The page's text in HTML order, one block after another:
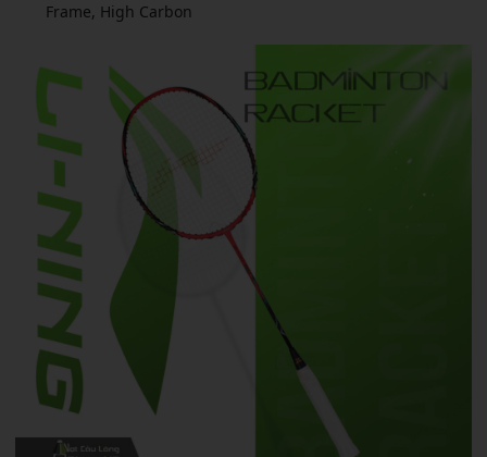
Frame, High Carbon